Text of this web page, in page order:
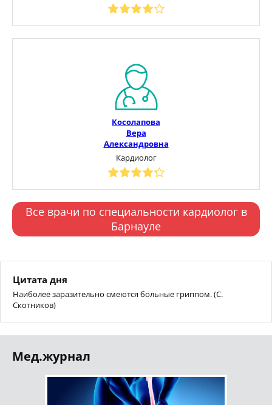
Косолапова
Вера
Александровна
Кардиолог
Все врачи по специальности кардиолог в
Барнауле
Цитата дня
Наиболее заразительно смеются больные гриппом. (С.
Скотников)
Мед.журнал